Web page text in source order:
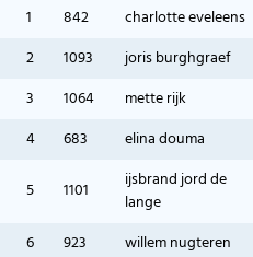
1
842 charlotte eveleens
2
1093 joris burghgraef
3
1064 mette rijk
4
683 elina douma
5 1101
ijsbrand jord de
lange
6 923 willem nugteren